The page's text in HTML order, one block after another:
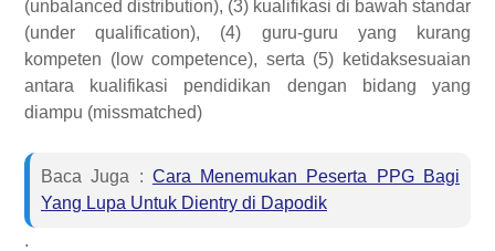
(unbalanced distribution), (3) kualifikasi di bawah standar
(under qualification), (4) guru-guru yang kurang
kompeten (low competence), serta (5) ketidaksesuaian
antara kualifikasi pendidikan dengan bidang yang
diampu (missmatched)
Baca Juga : Cara Menemukan Peserta PPG Bagi
Yang Lupa Untuk Dientry di Dapodik
.